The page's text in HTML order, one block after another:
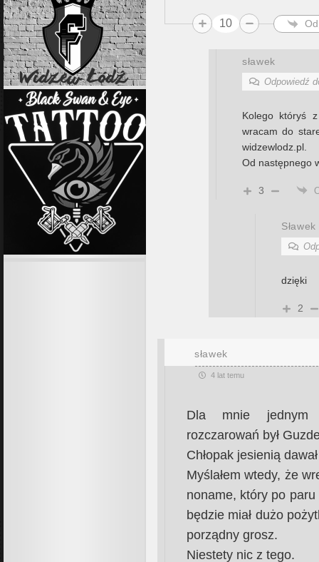
10
sławek
Odpowiedź
Kolego któryś
wracam do
widzewlodz.pl.
Od następnego
3
Sławek
dzięki
2
sławek
4 lat temu
Dla mnie jednym
rozczarowań był
Chłopak jesienią
Myślałem wtedy, że
noname, który po
będzie miał dużo
porządny grosz.
Niestety nic z tego.